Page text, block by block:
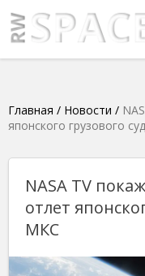
Главная / Новости /
японского грузового
NASA TV
отлет
МКС